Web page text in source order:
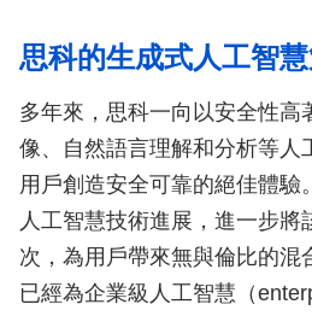
思科的生成式人工智
多年來，思科一向以安全性高
像、自然語言理解和分析等人
用戶創造安全可靠的絕佳體驗
人工智慧技術進展，進一步將
次，為用戶帶來無與倫比的混
已經為企業級人工智慧（